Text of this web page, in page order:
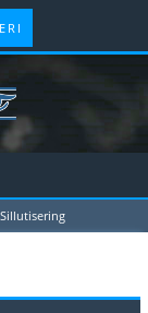
Sillutisering